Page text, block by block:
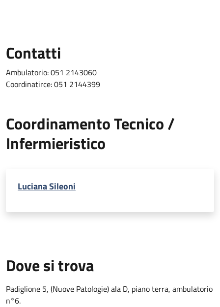
Contatti
Ambulatorio: 051 2143060
Coordinatirce: 051 2144399
Coordinamento Tecnico /
Infermieristico
Luciana Sileoni
Dove si trova
Padiglione 5, (Nuove Patologie) ala D, piano terra, ambulatorio
n°6.